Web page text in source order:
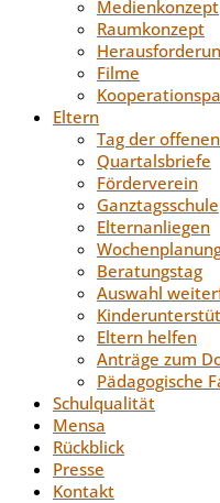
Medienkonzept
Raumkonzept
Filme
Eltern
Tag der
Quartalsbriefe
Förderverein
Ganztagsschule
Elternanliegen
Beratungstag
Auswahl
Eltern helfen
Anträge zum
Pädagogische
Schulqualität
Mensa
Rückblick
Presse
Kontakt